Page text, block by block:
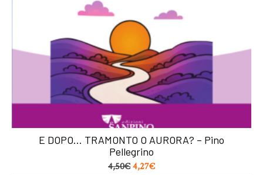
E DOPO… TRAMONTO O AURORA? – Pino
Pellegrino
4,50€4,27€